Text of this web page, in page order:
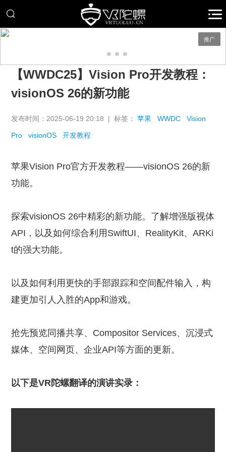
推广
【WWDC25】Vision Pro开发教程：
visionOS 26的新功能
发布时间：2025-06-19 20:18 | 标签：苹果 WWDC Vision
Pro visionOS 开发教程
苹果Vision Pro官方开发教程——visionOS 26的新
功能。
探索visionOS 26中精彩的新功能。了解增强版视体
API，以及如何综合利用SwiftUI、RealityKit、ARKi
t的强大功能。
以及如何利用更快的手部跟踪和空间配件输入，构
建更加引人入胜的App和游戏。
抢先预览同播共享、Compositor Services、沉浸式
媒体、空间网页、企业API等方面的更新。
以下是VR陀螺翻译的演讲实录：